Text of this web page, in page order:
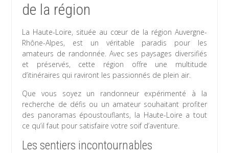
de la région
La Haute-Loire, située au cœur de la région Auvergne-
Rhône-Alpes, est un véritable paradis pour les
amateurs de randonnée. Avec ses paysages diversifiés
et préservés, cette région offre une multitude
d’itinéraires qui raviront les passionnés de plein air.
Que vous soyez un randonneur expérimenté à la
recherche de défis ou un amateur souhaitant profiter
des panoramas époustouflants, la Haute-Loire a tout
ce qu’il faut pour satisfaire votre soif d’aventure.
Les sentiers incontournables